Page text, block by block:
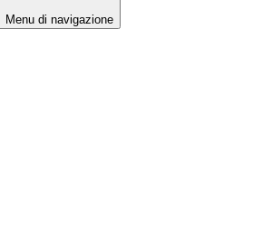
Menu di navigazione